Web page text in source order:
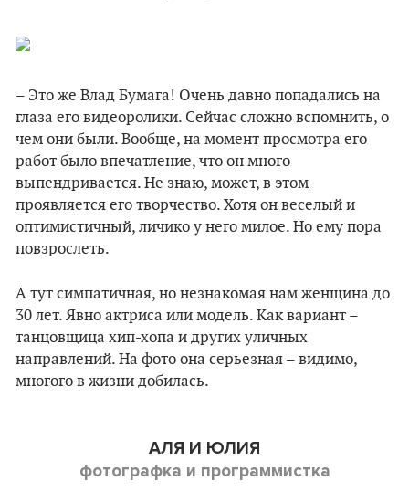
– Это же Влад Бумага! Очень давно попадались на
глаза его видеоролики. Сейчас сложно вспомнить, о
чем они были. Вообще, на момент просмотра его
работ было впечатление, что он много
выпендривается. Не знаю, может, в этом
проявляется его творчество. Хотя он веселый и
оптимистичный, личико у него милое. Но ему пора
повзрослеть.
А тут симпатичная, но незнакомая нам женщина до
30 лет. Явно актриса или модель. Как вариант –
танцовщица хип-хопа и других уличных
направлений. На фото она серьезная – видимо,
многого в жизни добилась.
АЛЯ И ЮЛИЯ
фотографка и программистка